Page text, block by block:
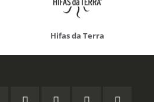
Hifas da Terra